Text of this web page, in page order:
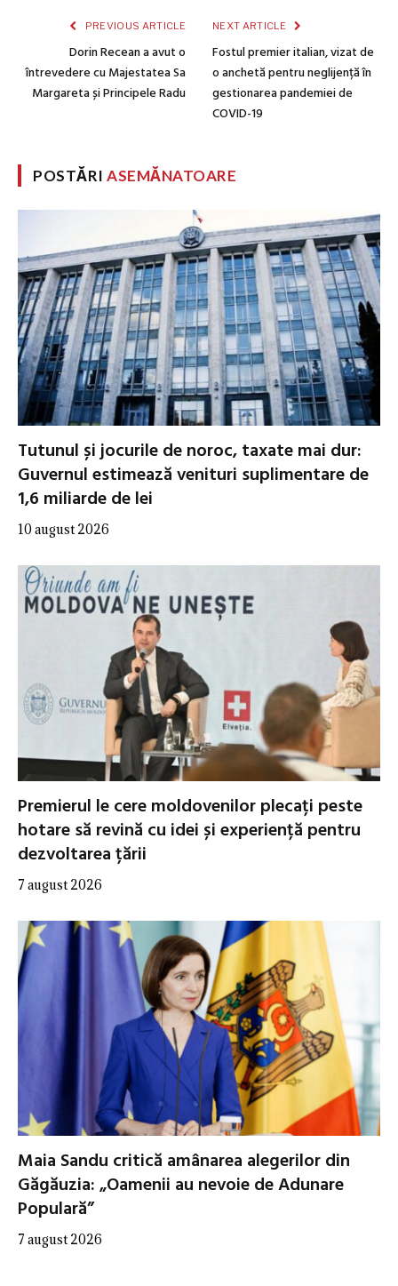
PREVIOUS ARTICLE
Dorin Recean a avut o
întrevedere cu Majestatea Sa
Margareta și Principele Radu
NEXT ARTICLE
Fostul premier italian, vizat de
o anchetă pentru neglijență în
gestionarea pandemiei de
COVID-19
POSTĂRIASEMĂNATOARE
Tutunul și jocurile de noroc, taxate mai dur:
Guvernul estimează venituri suplimentare de
1,6 miliarde de lei
10 august 2026
Premierul le cere moldovenilor plecați peste
hotare să revină cu idei și experiență pentru
dezvoltarea țării
7 august 2026
Maia Sandu critică amânarea alegerilor din
Găgăuzia: „Oamenii au nevoie de Adunare
Populară”
7 august 2026